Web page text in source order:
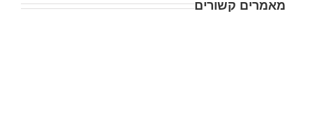
מאמרים קשורים